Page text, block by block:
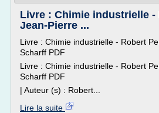
Livre : Chimie industrielle -
Jean-Pierre ...
Livre : Chimie industrielle - Robert
Scharff PDF
Livre : Chimie industrielle - Robert
Scharff PDF
| Auteur (s) : Robert...
Lire la suite